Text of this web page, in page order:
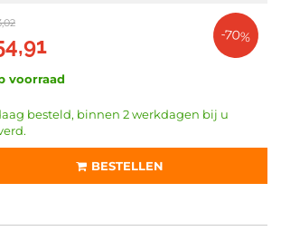
-70%
voorraad
besteld, binnen 2 werkdagen bij u
BESTELLEN